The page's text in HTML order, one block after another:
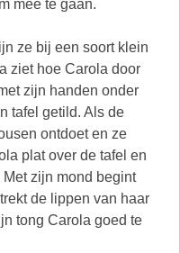
mee te gaan.
ze bij een soort klein
ziet hoe Carola door
zijn handen onder
tafel getild. Als de
ontdoet en ze
plat over de tafel en
zijn mond begint
de lippen van haar
tong Carola goed te